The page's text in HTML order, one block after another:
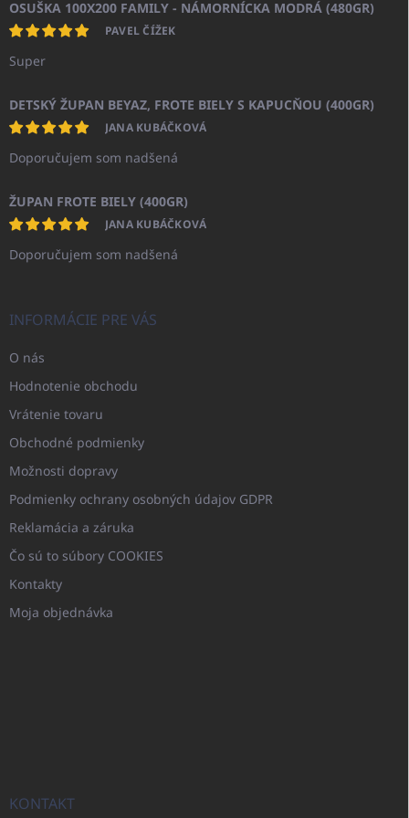
OSUŠKA 100X200 FAMILY - NÁMORNÍCKA MODRÁ (480GR)
PAVEL ČÍŽEK
Super
DETSKÝ ŽUPAN BEYAZ, FROTE BIELY S KAPUCŇOU (400GR)
JANA KUBÁČKOVÁ
Doporučujem som nadšená
ŽUPAN FROTE BIELY (400GR)
JANA KUBÁČKOVÁ
Doporučujem som nadšená
INFORMÁCIE PRE VÁS
O nás
Hodnotenie obchodu
Vrátenie tovaru
Obchodné podmienky
Možnosti dopravy
Podmienky ochrany osobných údajov GDPR
Reklamácia a záruka
Čo sú to súbory COOKIES
Kontakty
Moja objednávka
KONTAKT